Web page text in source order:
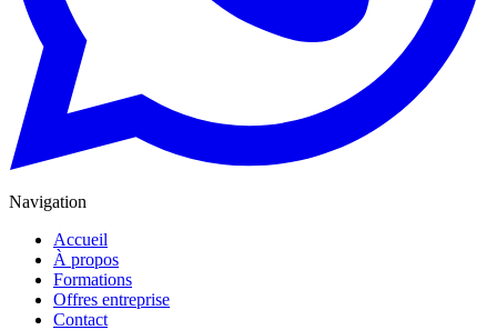
Navigation
Accueil
À propos
Formations
Offres entreprise
Contact